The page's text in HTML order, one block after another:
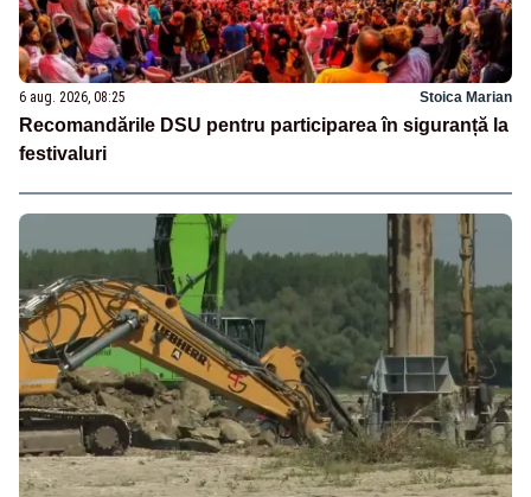
6 aug. 2026, 08:25 Stoica Marian
Recomandările DSU pentru participarea în siguranță la
festivaluri